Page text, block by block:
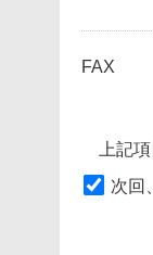
FAX
上記項
次回